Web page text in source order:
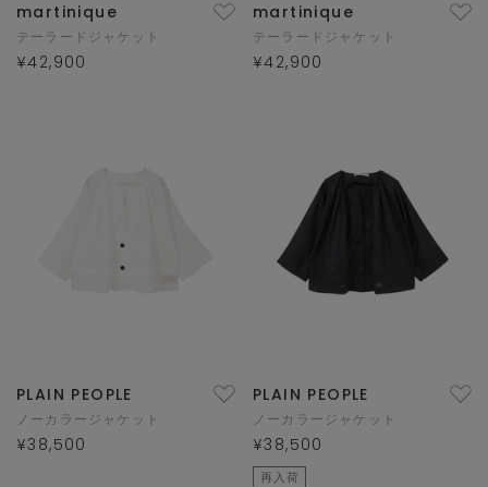
martinique
テーラードジャケット
¥42,900
martinique
テーラードジャケット
¥42,900
PLAIN PEOPLE
ノーカラージャケット
¥38,500
PLAIN PEOPLE
ノーカラージャケット
¥38,500
再入荷